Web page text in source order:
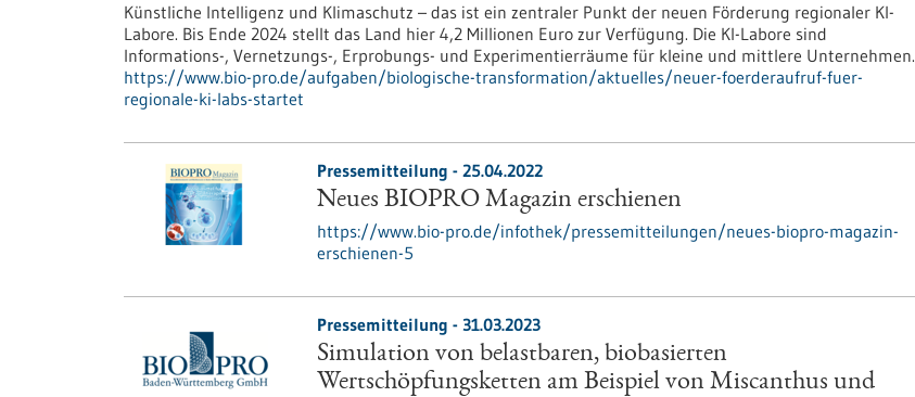
Künstliche Intelligenz und Klimaschutz – das ist ein zentraler Punkt der neuen Förderung regionaler KI-
Labore. Bis Ende 2024 stellt das Land hier 4,2 Millionen Euro zur Verfügung. Die KI-Labore sind
Informations-, Vernetzungs-, Erprobungs- und Experimentierräume für kleine und mittlere Unternehmen.
https://www.bio-pro.de/aufgaben/biologische-transformation/aktuelles/neuer-foerderaufruf-fuer-
regionale-ki-labs-startet
Pressemitteilung - 25.04.2022
Neues BIOPRO Magazin erschienen
https://www.bio-pro.de/infothek/pressemitteilungen/neues-biopro-magazin-
erschienen-5
Pressemitteilung - 31.03.2023
Simulation von belastbaren, biobasierten
Wertschöpfungsketten am Beispiel von Miscanthus und